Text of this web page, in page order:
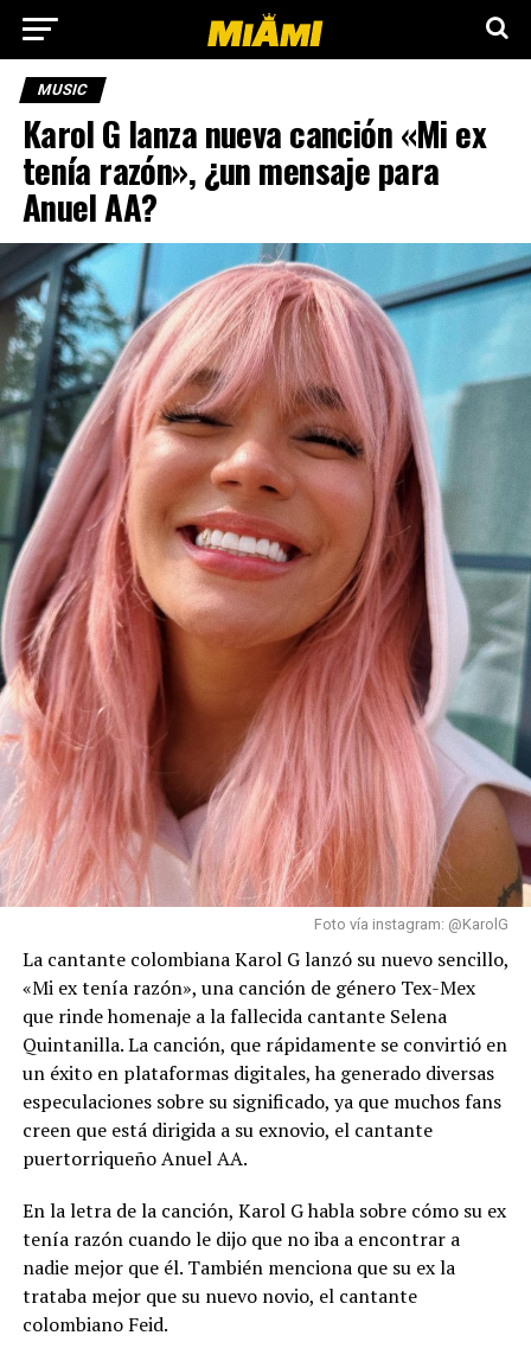
MUSIC
Karol G lanza nueva canción «Mi ex
tenía razón», ¿un mensaje para
Anuel AA?
Foto vía instagram: @KarolG
La cantante colombiana Karol G lanzó su nuevo sencillo,
«Mi ex tenía razón», una canción de género Tex-Mex
que rinde homenaje a la fallecida cantante Selena
Quintanilla. La canción, que rápidamente se convirtió en
un éxito en plataformas digitales, ha generado diversas
especulaciones sobre su significado, ya que muchos fans
creen que está dirigida a su exnovio, el cantante
puertorriqueño Anuel AA.
En la letra de la canción, Karol G habla sobre cómo su ex
tenía razón cuando le dijo que no iba a encontrar a
nadie mejor que él. También menciona que su ex la
trataba mejor que su nuevo novio, el cantante
colombiano Feid.